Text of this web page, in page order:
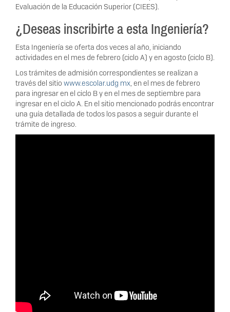
Evaluación de la Educación Superior (CIEES).
¿Deseas inscribirte a esta Ingeniería?
Esta Ingeniería se oferta dos veces al año, iniciando
actividades en el mes de febrero (ciclo A) y en agosto (ciclo B).
Los trámites de admisión correspondientes se realizan a
través del sitio www.escolar.udg mx, en el mes de febrero
para ingresar en el ciclo B y en el mes de septiembre para
ingresar en el ciclo A. En el sitio mencionado podrás encontrar
una guía detallada de todos los pasos a seguir durante el
trámite de ingreso.